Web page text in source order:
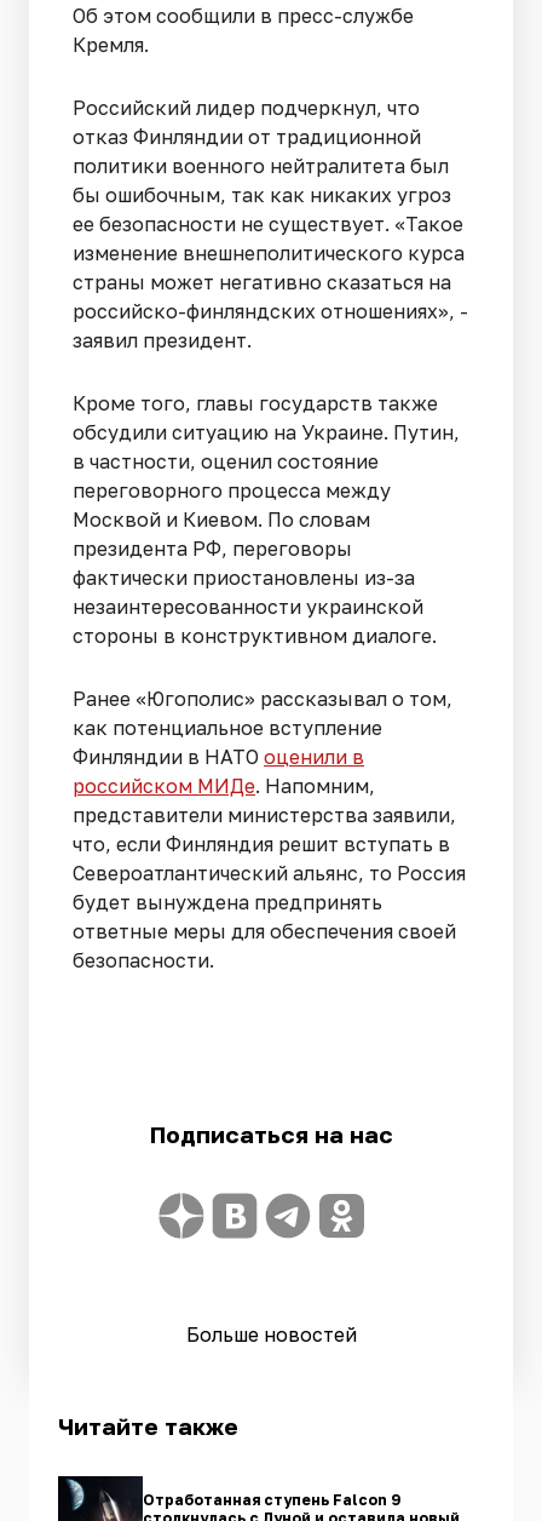
Об этом сообщили в пресс-службе
Кремля.
Российский лидер подчеркнул, что
отказ Финляндии от традиционной
политики военного нейтралитета был
бы ошибочным, так как никаких угроз
ее безопасности не существует. «Такое
изменение внешнеполитического курса
страны может негативно сказаться на
российско-финляндских отношениях», -
заявил президент.
Кроме того, главы государств также
обсудили ситуацию на Украине. Путин,
в частности, оценил состояние
переговорного процесса между
Москвой и Киевом. По словам
президента РФ, переговоры
фактически приостановлены из-за
незаинтересованности украинской
стороны в конструктивном диалоге.
Ранее «Югополис» рассказывал о том,
как потенциальное вступление
Финляндии в НАТО оценили в
российском МИДе. Напомним,
представители министерства заявили,
что, если Финляндия решит вступать в
Североатлантический альянс, то Россия
будет вынуждена предпринять
ответные меры для обеспечения своей
безопасности.
Подписаться на нас
Больше новостей
Читайте также
Отработанная ступень Falcon 9